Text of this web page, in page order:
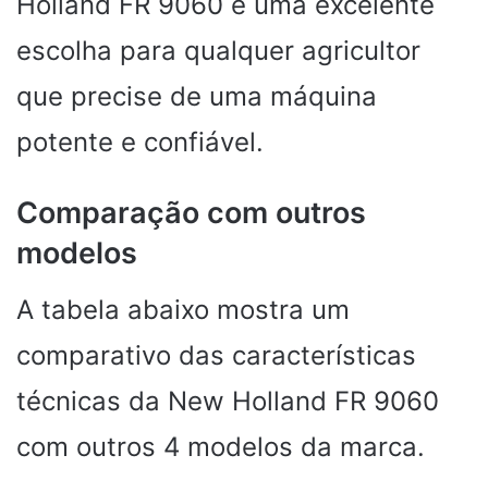
escolha para qualquer agricultor
que precise de uma máquina
potente e confiável.
Comparação com outros
modelos
A tabela abaixo mostra um
comparativo das características
técnicas da New Holland FR 9060
com outros 4 modelos da marca.